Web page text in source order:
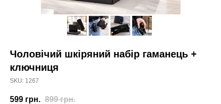
Чоловічий шкіряний набір гаманець +
ключниця
SKU: 1267
599 грн. 899 грн.